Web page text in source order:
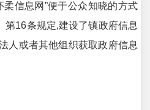
柔信息网”便于公众知晓的方式
第16条规定,建设了镇政府信息
人或者其他组织获取政府信息